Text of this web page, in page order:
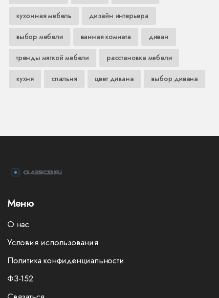
кухонная мебель дизайн интерьера
выбор мебели ванная комната диван
тренды мягкой мебели расстановка мебели
кухня спальня цвет дивана выбор дивана
Меню
О нас
Условия использования
Политика конфиденциальности
ФЗ-152